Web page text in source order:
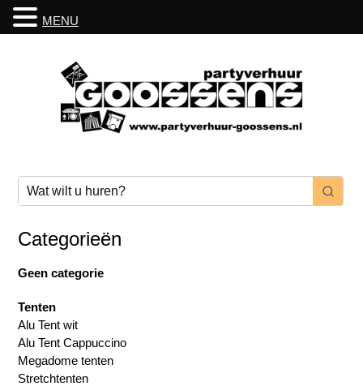
Categorieën
Geen categorie
Tenten
Alu Tent wit
Alu Tent Cappuccino
Megadome tenten
Stretchtenten
MENU